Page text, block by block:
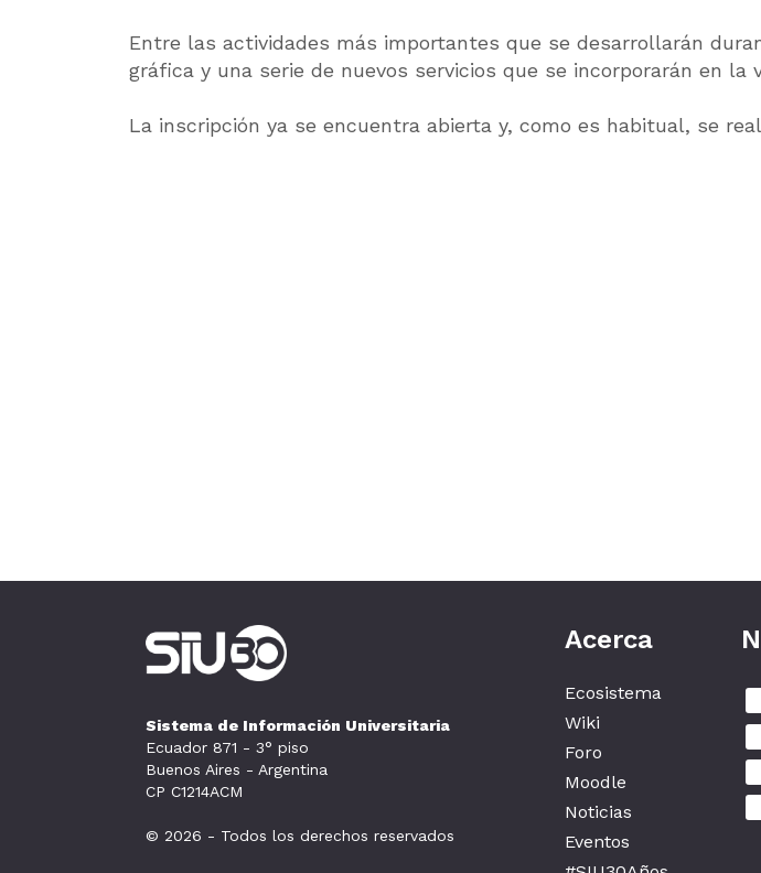
Entre las actividades más importantes que se desarrollarán
gráfica y una serie de nuevos servicios que se incorporarán en la
La inscripción ya se encuentra abierta y, como es habitual, se
Sistema de Información Universitaria
Ecuador 871 - 3° piso
Buenos Aires - Argentina
CP C1214ACM
© 2026 - Todos los derechos reservados
Acerca
Ecosistema
Wiki
Foro
Moodle
Noticias
Eventos